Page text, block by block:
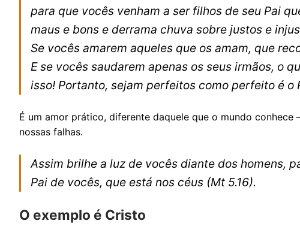
para que vocês venham a ser filhos de seu Pai
maus e bons e derrama chuva sobre justos e
Se vocês amarem aqueles que os amam, que
E se vocês saudarem apenas os seus irmãos, o
isso! Portanto, sejam perfeitos como perfeito é o
É um amor prático, diferente daquele que o mundo
nossas falhas.
Assim brilhe a luz de vocês diante dos homens,
Pai de vocês, que está nos céus (Mt 5.16).
O exemplo é Cristo